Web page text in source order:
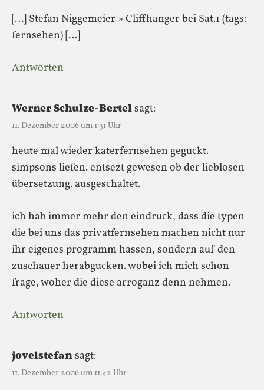
[…] Stefan Niggemeier » Cliffhanger bei Sat.1 (tags:
fernsehen) […]
Antworten
Werner Schulze-Bertelsagt:
11. Dezember 2006 um 1:31 Uhr
heute mal wieder katerfernsehen geguckt.
simpsons liefen. entsezt gewesen ob der lieblosen
übersetzung. ausgeschaltet.
ich hab immer mehr den eindruck, dass die typen
die bei uns das privatfernsehen machen nicht nur
ihr eigenes programm hassen, sondern auf den
zuschauer herabgucken. wobei ich mich schon
frage, woher die diese arroganz denn nehmen.
Antworten
jovelstefansagt:
11. Dezember 2006 um 11:42 Uhr